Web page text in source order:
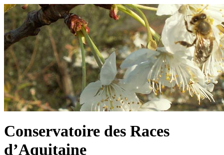
Conservatoire des Races
d’Aquitaine